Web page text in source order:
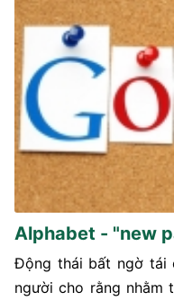
Alphabet - "new
Động thái bất ngờ tái
người cho rằng nhằm